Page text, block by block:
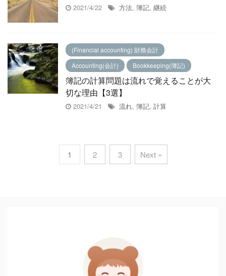
2021/4/22 方法, 簿記, 継続
(Financial accounting) 財務会計
Accounting(会計)
Bookkeeping(簿記)
簿記の計算問題は流れで覚えることが大
切な理由【3選】
2021/4/21 流れ, 簿記, 計算
1 2 3 Next »